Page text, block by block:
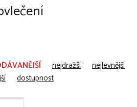
nejdražší
nejlevnější
dostupnost